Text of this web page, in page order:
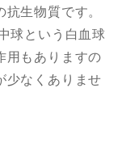
生物質です。
球という白血球
用もありますの
少なくありませ